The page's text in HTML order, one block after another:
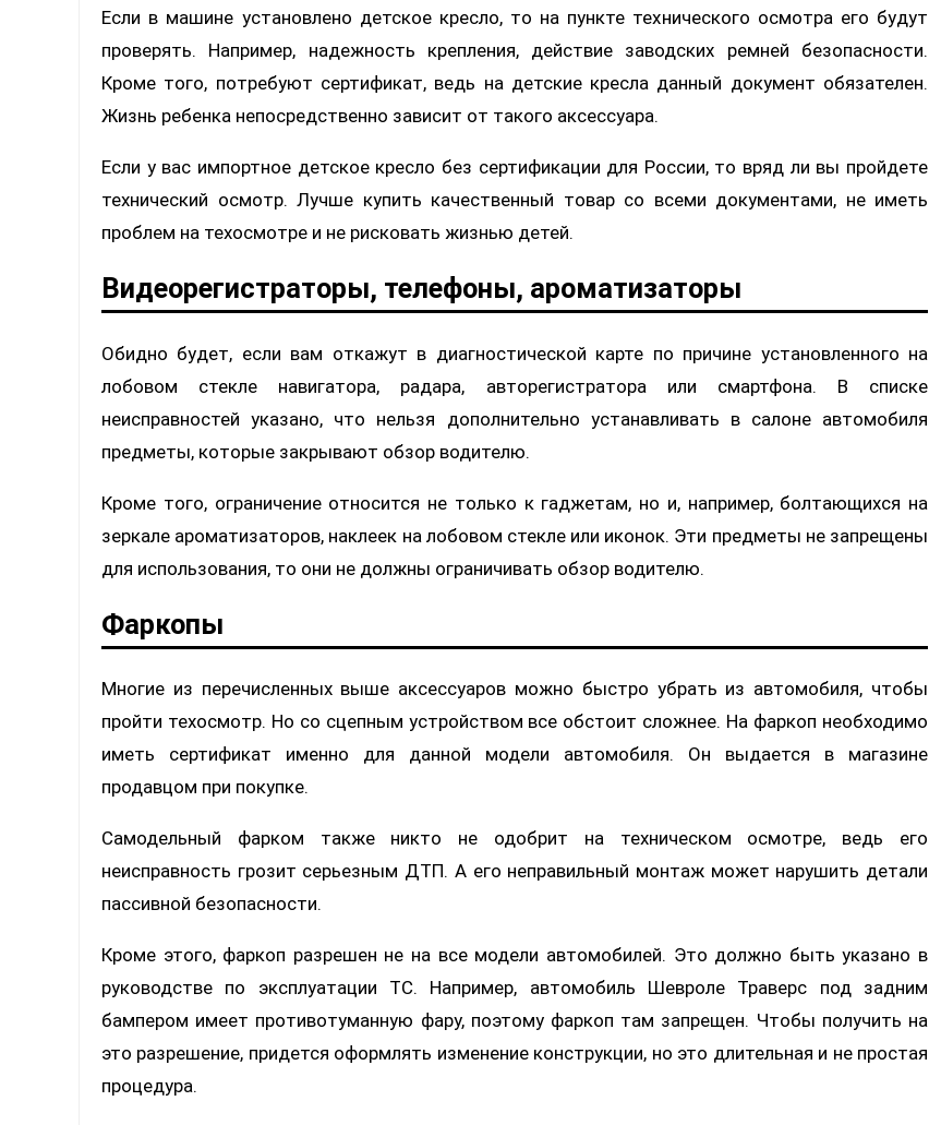
Если в машине установлено детское кресло, то на пункте технического осмотра его будут
проверять. Например, надежность крепления, действие заводских ремней безопасности.
Кроме того, потребуют сертификат, ведь на детские кресла данный документ обязателен.
Жизнь ребенка непосредственно зависит от такого аксессуара.
Если у вас импортное детское кресло без сертификации для России, то вряд ли вы пройдете
технический осмотр. Лучше купить качественный товар со всеми документами, не иметь
проблем на техосмотре и не рисковать жизнью детей.
Видеорегистраторы, телефоны, ароматизаторы
Обидно будет, если вам откажут в диагностической карте по причине установленного на
лобовом стекле навигатора, радара, авторегистратора или смартфона. В списке
неисправностей указано, что нельзя дополнительно устанавливать в салоне автомобиля
предметы, которые закрывают обзор водителю.
Кроме того, ограничение относится не только к гаджетам, но и, например, болтающихся на
зеркале ароматизаторов, наклеек на лобовом стекле или иконок. Эти предметы не запрещены
для использования, то они не должны ограничивать обзор водителю.
Фаркопы
Многие из перечисленных выше аксессуаров можно быстро убрать из автомобиля, чтобы
пройти техосмотр. Но со сцепным устройством все обстоит сложнее. На фаркоп необходимо
иметь сертификат именно для данной модели автомобиля. Он выдается в магазине
продавцом при покупке.
Самодельный фарком также никто не одобрит на техническом осмотре, ведь его
неисправность грозит серьезным ДТП. А его неправильный монтаж может нарушить детали
пассивной безопасности.
Кроме этого, фаркоп разрешен не на все модели автомобилей. Это должно быть указано в
руководстве по эксплуатации ТС. Например, автомобиль Шевроле Траверс под задним
бампером имеет противотуманную фару, поэтому фаркоп там запрещен. Чтобы получить на
это разрешение, придется оформлять изменение конструкции, но это длительная и не простая
процедура.